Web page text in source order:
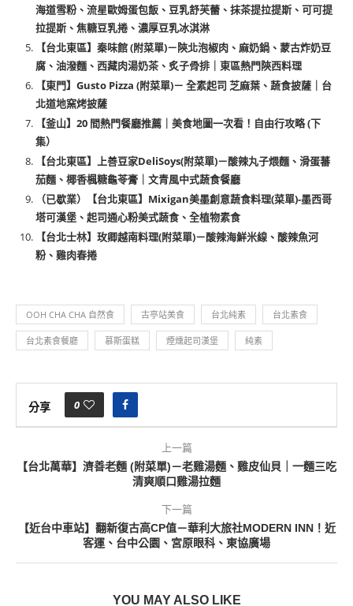
海道雪粉、流星歐姆蛋包飯、豆乳舒芙蕾、抹茶提拉提斯、可可提
拉提斯、焦糖豆乳捲、濃厚豆乳冰淇淋
【台北東區】秦味館 (附菜單)－陝北泡椒肉、麻奶鍋、蒙古炸奶豆
腐、油潑麵、西藏肉湯奶茶、炙子骨排｜東區熱門陝西料理
【東門】Gusto Pizza (附菜單)－ 全素起司 芝麻葉、蔬食披薩｜台
北道地窯烤披薩
【釜山】20 間熱門餐廳推薦｜美食地圖一次看！自由行攻略 (下
集）
【台北東區】上善豆家DeliSoys(附菜單)－酸辣丸子煨麵、滑蛋蕃
茄麵、椰香楓糖龜苓膏｜文青風中式蔬食餐廳
（已歇業）【台北東區】Mixigan美墨創意蔬食料理(菜單)-墨西哥
塔可漢堡、起司通心粉美式蔬食、全植物素食
【台北士林】玫卿越南料理(附菜單)－酸辣海鮮米線、酸辣魚河
粉、雞肉春捲
OOH CHA CHA 自然食 古亭站美食 台北純素 台北素食
台北素食餐廳 慕斯蛋糕 煙燻起司漢堡 純素
分享 0
上一篇
【台北萬華】濟善老麵 (附菜單)－老雞湯麵、雞皮仙貝｜一麵三吃
清爽順口雞湯拉麵
下一篇
【近台中車站】翻新復古高CP值－華利大旅社MODERN INN！近
客運、台中公園、宮原眼科、東協廣場
YOU MAY ALSO LIKE